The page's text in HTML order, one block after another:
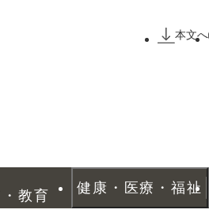
本文へ
教育 健康・医療・福祉